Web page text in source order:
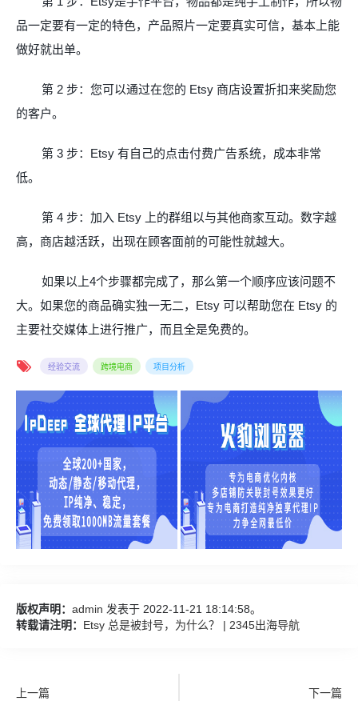
品一定要有一定的特色，产品照片一定要真实可信，基本上能
做好就出单。
第 2 步：您可以通过在您的 Etsy 商店设置折扣来奖励您
的客户。
第 3 步： Etsy 有自己的点击付费广告系统，成本非常
低。
第 4 步：加入 Etsy
上的群组以与其他商家互动。数字越
高，商店越活跃，出现在顾客面前的可能性就越大。
如果以上4个步骤都完成了，那么第一个顺序应该问题不
大。如果您的商品确实独一无二， Etsy 可以帮助您在 Etsy 的
主要社交媒体上进行推广， 而且全是免费的。
经验交流 跨境电商 项目分析
版权声明： admin 发表于 2022-11-21 18:14:58。
转载请注明： Etsy 总是被封号，为什么？ | 2345出海导航
上一篇 下一篇